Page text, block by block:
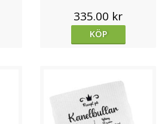
335.00 kr
KÖP